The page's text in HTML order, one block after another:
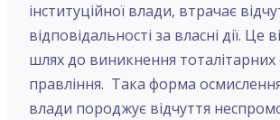
інституційної влади, втрачає
відповідальності за власні дії. Це
шлях до виникнення
правління. Така форма
влади породжує відчуття